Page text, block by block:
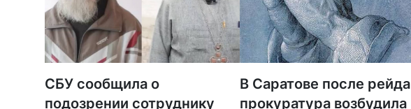
СБУ сообщила о
подозрении сотруднику
В Саратове после рейда
прокуратура возбудила